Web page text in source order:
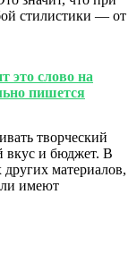
стилистики — от
это слово на
пишется
творческий
вкус и бюджет. В
материалов,
имеют